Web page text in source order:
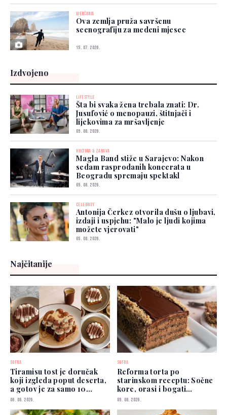
VJENČANJA
Ova zemlja pruža savršenu
scenografiju za medeni mjesec
15. 07. 2026.
Izdvojeno
LIFESTYLE
Šta bi svaka žena trebala znati: Dr.
Jusufović o menopauzi, štitnjači i
lijekovima za mršavljenje
09. 08. 2026.
KULTURA & ZABAVA
Magla Band stiže u Sarajevo: Nakon
sedam rasprodanih koncerata u
Beogradu spremaju spektakl
09. 08. 2026.
CELEBRITY
Antonija Čerkez otvorila dušu o ljubavi,
izdaji i uspjehu: "Malo je ljudi kojima
možete vjerovati"
05. 08. 2026.
Najčitanije
SOFRA
Tiramisu tost je doručak
koji izgleda poput deserta,
a gotov je za samo 10
minuta
06. 08. 2026.
SOFRA
Reforma torta po
starinskom receptu: Sočne
kore, orasi i bogati
čokoladni fil
09. 08. 2026.